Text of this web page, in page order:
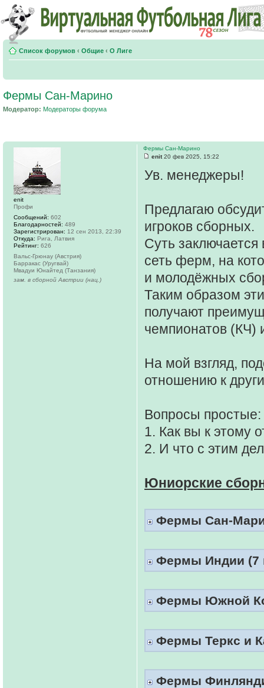
Список форумов ‹ Общие ‹ О Лиге
Фермы Сан-Марино
Модератор: Модераторы форума
Фермы Сан-Марино
enit20 фев 2025, 15:22
Ув. менеджеры!
Предлагаю
игроков сборных.
Суть
сеть ферм, на
и молодёжных
Таким образом
получают
чемпионатов (КЧ)
На мой взгляд,
отношению к
Вопросы простые:
1. Как вы к этому
2. И что с этим
Юниорские
Фермы Сан-
Фермы Индии (7
Фермы Южной
Фермы Теркс и
Фермы
enit
Профи
Сообщений: 602
Благодарностей: 489
Зарегистрирован: 12 сен 2013, 22:39
Откуда: Рига, Латвия
Рейтинг: 626
Вальс-Грюнау (Австрия)
Барракас (Уругвай)
Мвадуи Юнайтед (Танзания)
зам. в сборной Австрии (нац.)